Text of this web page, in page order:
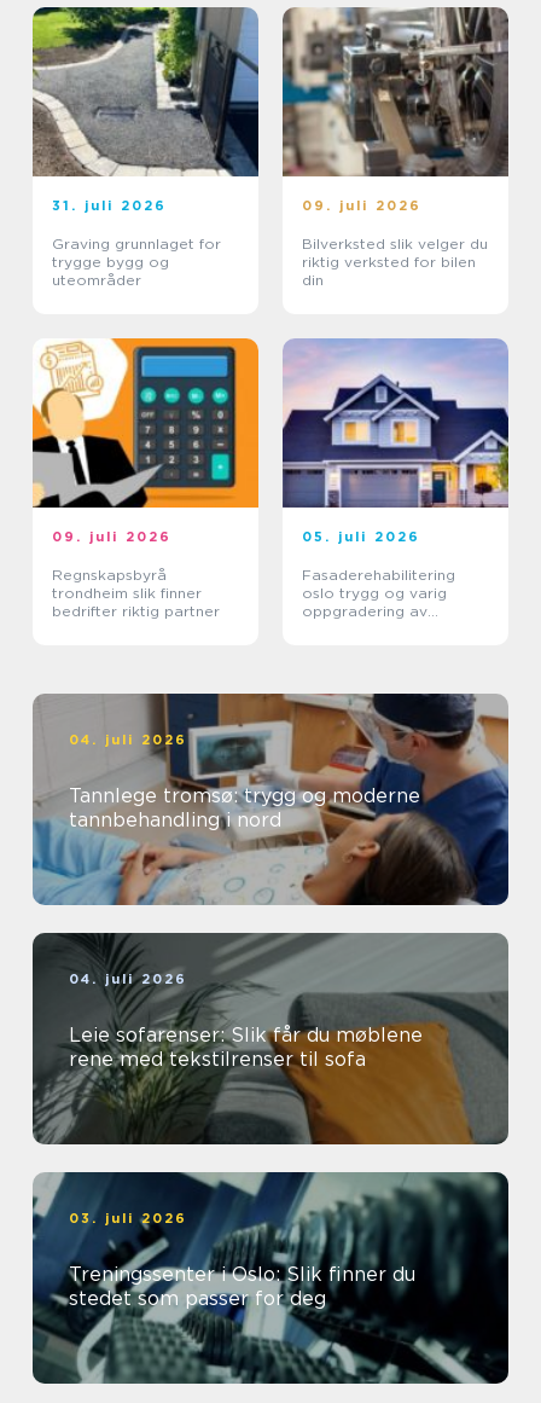
31. juli 2026
Graving grunnlaget for
trygge bygg og
uteområder
09. juli 2026
Bilverksted slik velger du
riktig verksted for bilen
din
09. juli 2026
Regnskapsbyrå
trondheim slik finner
bedrifter riktig partner
05. juli 2026
Fasaderehabilitering
oslo trygg og varig
oppgradering av
04. juli 2026
Tannlege tromsø: trygg og moderne
tannbehandling i nord
04. juli 2026
Leie sofarenser: Slik får du møblene
rene med tekstilrenser til sofa
03. juli 2026
Treningssenter i Oslo: Slik finner du
stedet som passer for deg